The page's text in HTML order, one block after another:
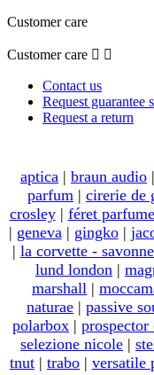
Customer care
Customer care  
Contact us
Request guarantee
Request a return
aptica | braun audio |
parfum | cirerie de
crosley| féret
| geneva | gingko|
| la corvette -
lund london |
marshall |
naturae | passive
polarbox | prospector
selezione nicole |
tnut | trabo | versatile